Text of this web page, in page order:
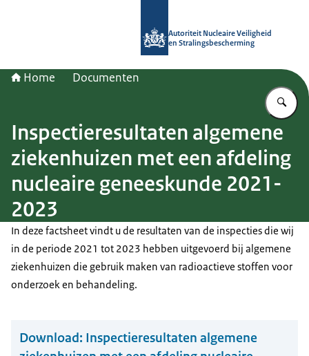
Autoriteit Nucleaire Veiligheid
en Stralingsbescherming
Home Documenten
Inspectieresultaten algemene
ziekenhuizen met een afdeling
nucleaire geneeskunde 2021-
2023
In deze factsheet vindt u de resultaten van de inspecties die wij
in de periode 2021 tot 2023 hebben uitgevoerd bij algemene
ziekenhuizen die gebruik maken van radioactieve stoffen voor
onderzoek en behandeling.
Download: Inspectieresultaten algemene